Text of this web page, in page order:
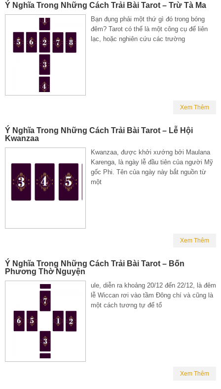
Ý Nghĩa Trong Những Cách Trải Bài Tarot – Trừ Tà Ma
Bạn đụng phải một thứ gì đó trong bóng
đêm? Tarot có thể là một công cụ để liên
lạc, hoặc nghiên cứu các trường
Xem Thêm
Ý Nghĩa Trong Những Cách Trải Bài Tarot – Lễ Hội
Kwanzaa
Kwanzaa, được khởi xướng bởi Maulana
Karenga, là ngày lễ đầu tiên của người Mỹ
gốc Phi. Tên của ngày này bắt nguồn từ
một
Xem Thêm
Ý Nghĩa Trong Những Cách Trải Bài Tarot – Bốn
Phương Thờ Nguyện
ule, diễn ra khoảng 20/12 đến 22/12, là đêm
lễ Wiccan rơi vào tầm Đông chí và cũng là
một cách tương tự để tổ
Xem Thêm